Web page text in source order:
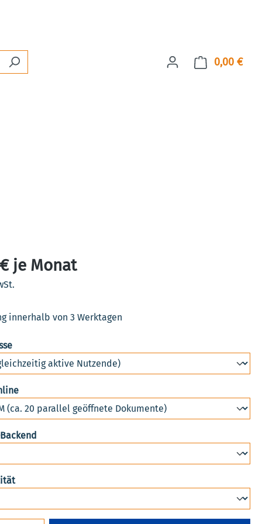
0,00 €
je Monat
innerhalb von 3 Werktagen
auswählen
auswählen
auswählen